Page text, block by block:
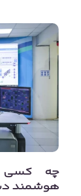
چه کسی
هوشمند